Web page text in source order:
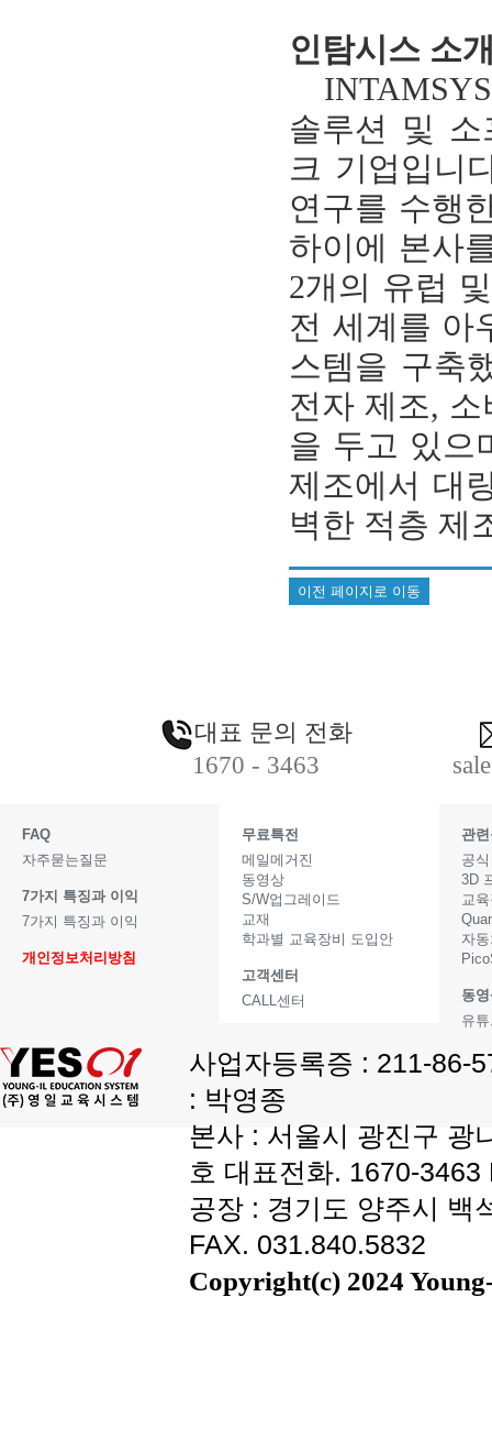
인탐시스 소
INTAMSYS
솔루션 및 소
크 기업입니
연구를 수행
하이에 본사
2개의 유럽
전 세계를 아
스템을 구축
전자 제조,
을 두고 있으
제조에서 대
벽한 적층 제
이전 페이지로 이동
대표 문의 전화
1670 - 3463
FAQ
자주묻는질문
7가지 특징과 이익
7가지 특징과 이익
개인정보처리방침
무료특전
메일메거진
동영상
S/W업그레이드
교재
학과별 교육장비 도입안
고객센터
CALL센터
관
공
3D
교
자
동
유
사업자등록증 : 211-86-
: 박영종
본사 : 서울시 광진구 광
호 대표전화. 1670-
공장 : 경기도 양주시 백
FAX. 031.840.5832
Copyright(c) 2024